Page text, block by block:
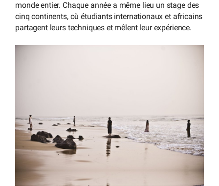
monde entier. Chaque année a même lieu un stage des
cinq continents, où étudiants internationaux et africains
partagent leurs techniques et mêlent leur expérience.